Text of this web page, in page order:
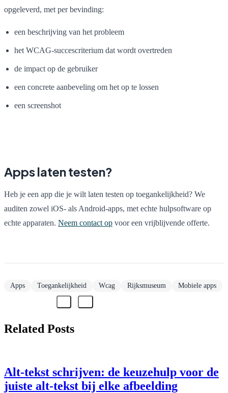
opgeleverd, met per bevinding:
een beschrijving van het probleem
het WCAG-succescriterium dat wordt overtreden
de impact op de gebruiker
een concrete aanbeveling om het op te lossen
een screenshot
Apps laten testen?
Heb je een app die je wilt laten testen op toegankelijkheid? We
auditen zowel iOS- als Android-apps, met echte hulpsoftware op
echte apparaten. Neem contact op voor een vrijblijvende offerte.
Apps Toegankelijkheid Wcag Rijksmuseum Mobiele apps
Related Posts
Alt-tekst schrijven: de keuzehulp voor de
juiste alt-tekst bij elke afbeelding